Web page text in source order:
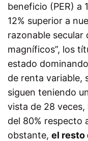
beneficio (PER) a
12% superior a
razonable secular
magníficos”, los
estado
de renta variable,
siguen teniendo
vista de 28
del 80% respecto
obstante, el resto